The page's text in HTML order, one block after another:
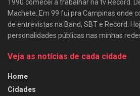
1990 comecei a trabalhar na tv Record.
Machete. Em 99 fui pra Campinas onde
de entrevistas na Band, SBT e Record.
personalidades públicas nas minhas
Veja as notícias de cada cidade
Home
Cidades